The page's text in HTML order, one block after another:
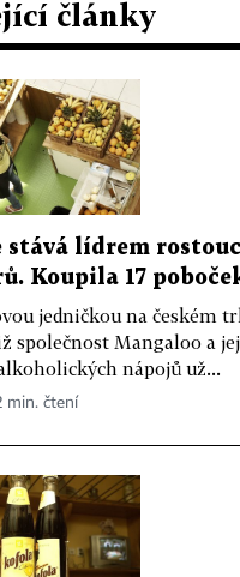
články
stává lídrem
Koupila 17
jedničkou na českém
společnost Mangaloo a
nápojů už...
min. čtení